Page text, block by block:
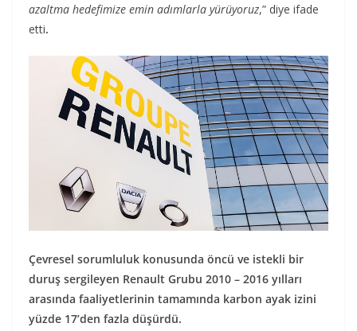
azaltma hedefimize emin adımlarla yürüyoruz,” diye ifade
etti.
Çevresel sorumluluk konusunda öncü ve istekli bir
duruş sergileyen Renault Grubu 2010 – 2016 yılları
arasında faaliyetlerinin tamamında karbon ayak izini
yüzde 17’den fazla düşürdü.